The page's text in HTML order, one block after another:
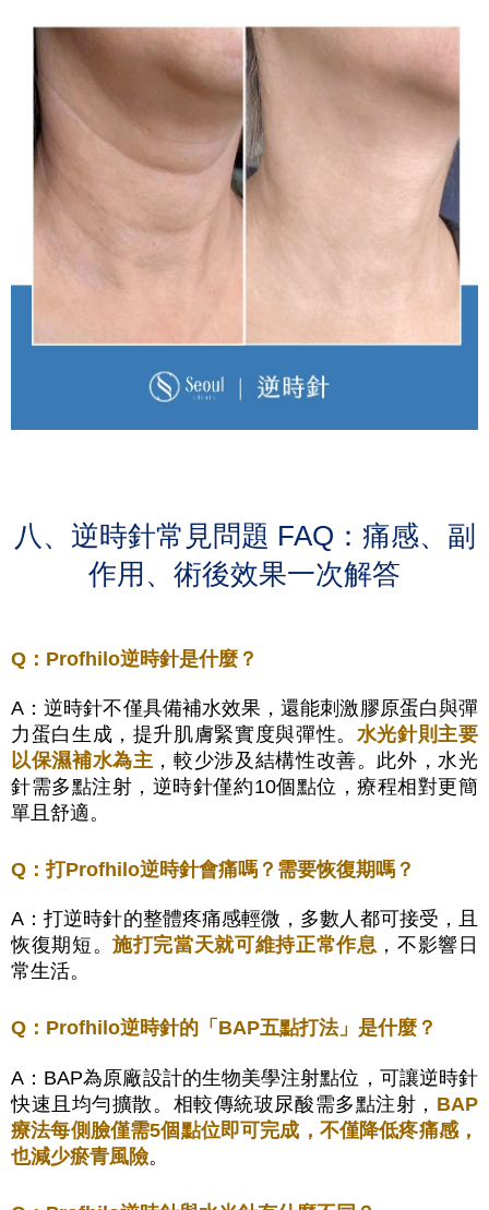
八、逆時針常見問題 FAQ：痛感、副
作用、術後效果一次解答
Q：Profhilo逆時針是什麼？
A：逆時針不僅具備補水效果，還能刺激膠原蛋白與彈
力蛋白生成，提升肌膚緊實度與彈性。 水光針則主要
以保濕補水為主 ，較少涉及結構性改善。此外，水光
針需多點注射，逆時針僅約10個點位，療程相對更簡
單且舒適。
Q：打Profhilo逆時針會痛嗎？需要恢復期嗎？
A：打逆時針的整體疼痛感輕微，多數人都可接受，且
恢復期短。施打完當天就可維持正常作息 ，不影響日
常生活。
Q：Profhilo逆時針的「BAP五點打法」是什麼？
A：BAP為原廠設計的生物美學注射點位，可讓逆時針
快速且均勻擴散。相較傳統玻尿酸需多點注射， BAP
療法每側臉僅需5個點位即可完成，不僅降低疼痛感，
也減少瘀青風險。